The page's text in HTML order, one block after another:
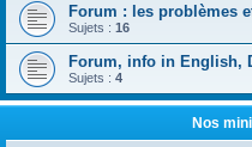
Forum : les problèmes
Sujets : 16
Forum, info in English,
Sujets : 4
Nos